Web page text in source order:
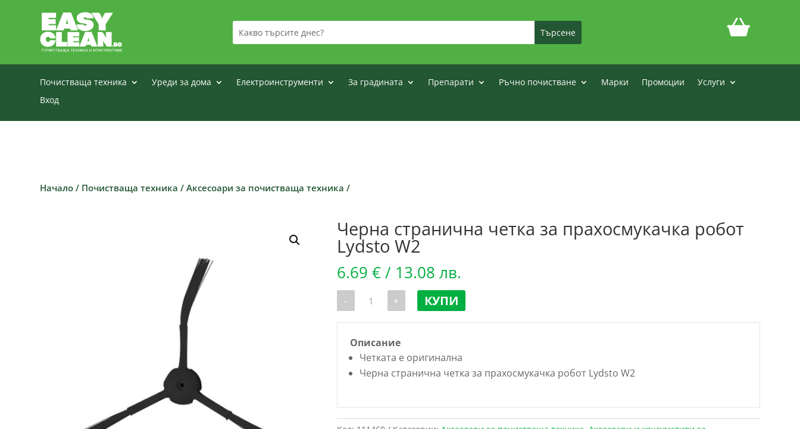
Почистваща техника Уреди за дома Електроинструменти За градината Препарати Ръчно почистване Марки Промоции
Услуги
Вход
Начало / Почистваща техника /Аксесоари за почистваща техника /
Черна странична четка за прахосмукачка робот
Lydsto W2
6.69 €/ 13.08 лв.
- количество
странична
за
прахосмукачка
робот
Lydsto
W2
+ КУПИ
Описание
Четката е оригинална
Черна странична четка за прахосмукачка робот Lydsto W2